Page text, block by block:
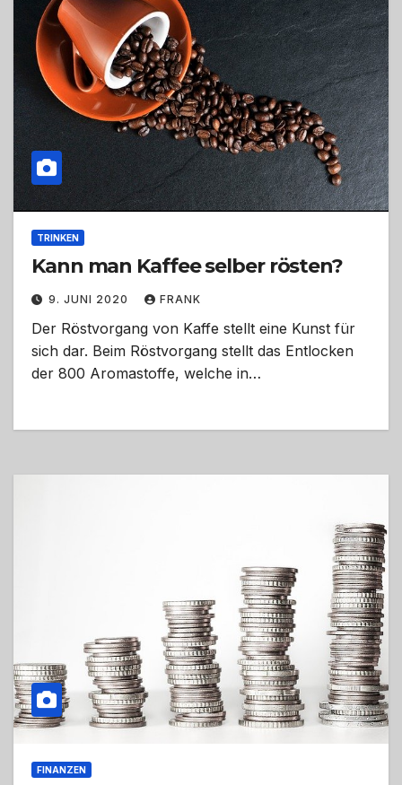
TRINKEN
Kann man Kaffee selber rösten?
9. JUNI 2020 FRANK
Der Röstvorgang von Kaffe stellt eine Kunst für
sich dar. Beim Röstvorgang stellt das Entlocken
der 800 Aromastoffe, welche in…
FINANZEN